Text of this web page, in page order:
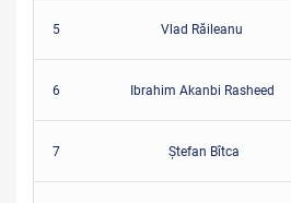
5 Vlad Răileanu
6 Ibrahim Akanbi Rasheed
7 Ștefan Bîtca